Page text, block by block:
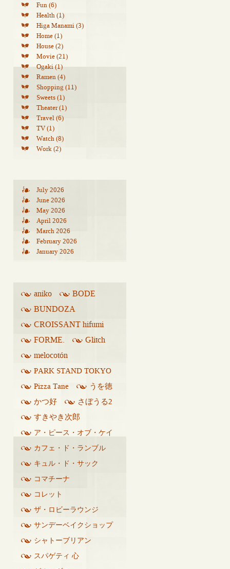
Fun (6)
Health (1)
Higa Manami (3)
Home (1)
House (2)
Movie (21)
Ogaki (1)
Ramen (4)
Shopping (11)
Sweets (1)
Theater (1)
Travel (6)
TV (1)
Watch (8)
Work (2)
July 2026
June 2026
May 2026
April 2026
March 2026
February 2026
January 2026
aniko BODE
BUNDOZA
CROISSANT hifumi
FORME.
Glitch
melocotón
PARK STAND TOKYO
Pizza Tane
うを徳
かつ好
さぼうる2
すきやき次郎
ア・ピース・オブ・ケイ
ク
カフェ・ド・ランブル
キュル・ド・サック
コマチーナ
コレット
ザ・ロビーラウンジ
サンデーベイクショップ
シャトーブリアン
スパゲティ 心